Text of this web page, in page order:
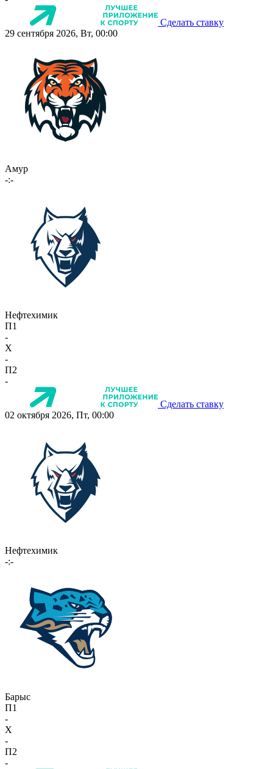
Сделать ставку
29 сентября 2026, Вт, 00:00
Амур
-:-
Нефтехимик
П1
-
X
-
П2
-
Сделать ставку
02 октября 2026, Пт, 00:00
Нефтехимик
-:-
Барыс
П1
-
X
-
П2
-